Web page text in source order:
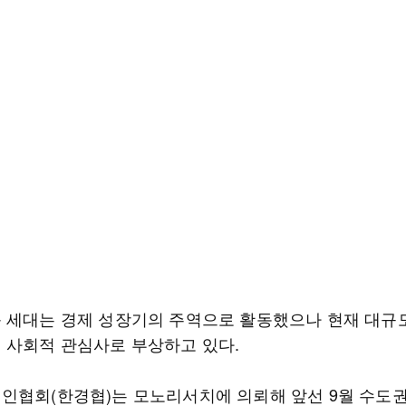
세대는 경제 성장기의 주역으로 활동했으나 현재 대규
사회적 관심사로 부상하고 있다.
협회(한경협)는 모노리서치에 의뢰해 앞선 9월 수도